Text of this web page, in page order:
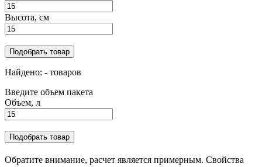
Высота, см
Подобрать товар
Найдено: - товаров
Введите объем пакета
Объем, л
Подобрать товар
Обратите внимание, расчет является примерным. Свойства